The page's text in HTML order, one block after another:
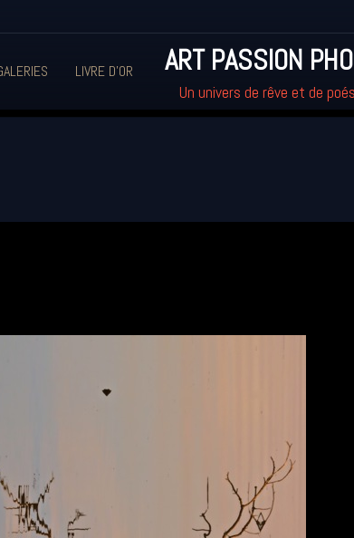
LIVRE D'OR ART PASSION
Un univers de rêve et de